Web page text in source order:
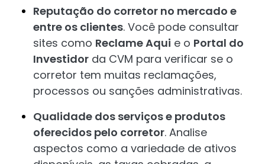
Reputação do corretor no mercado e
entre os clientes. Você pode consultar
sites como Reclame Aqui e o Portal do
Investidor da CVM para verificar se o
corretor tem muitas reclamações,
processos ou sanções administrativas.
Qualidade dos serviços e produtos
oferecidos pelo corretor. Analise
aspectos como a variedade de ativos